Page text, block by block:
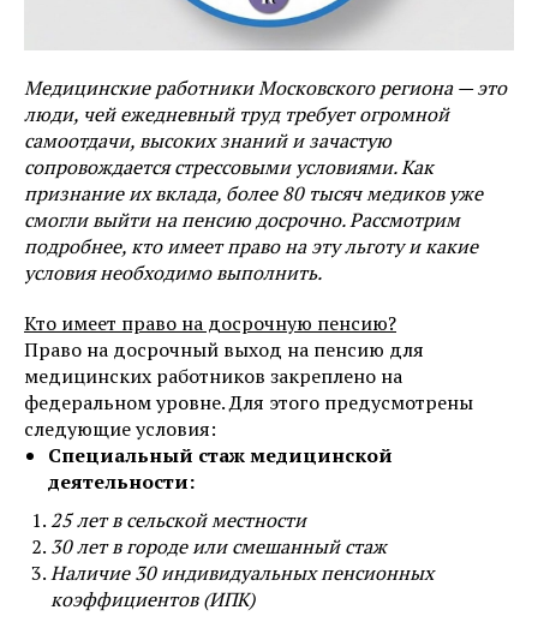
Медицинские работники Московского региона — это
люди, чей ежедневный труд требует огромной
самоотдачи, высоких знаний и зачастую
сопровождается стрессовыми условиями. Как
признание их вклада, более 80 тысяч медиков уже
смогли выйти на пенсию досрочно. Рассмотрим
подробнее, кто имеет право на эту льготу и какие
условия необходимо выполнить.
Кто имеет право на досрочную пенсию?
Право на досрочный выход на пенсию для
медицинских работников закреплено на
федеральном уровне. Для этого предусмотрены
следующие условия:
Специальный стаж медицинской
деятельности:
25 лет в сельской местности
30 лет в городе или смешанный стаж
Наличие 30 индивидуальных пенсионных
коэффициентов (ИПК)